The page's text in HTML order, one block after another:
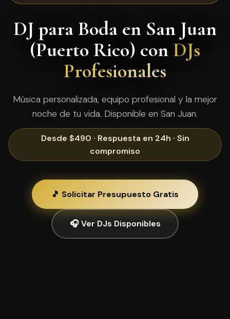
DJ para Boda en San Juan
(Puerto Rico) con DJs
Profesionales
Música personalizada, equipo profesional y la mejor
noche de tu vida. Disponible en San Juan.
Desde $490 · Respuesta en 24h · Sin
compromiso
🎵 Solicitar Presupuesto Gratis
🎧 Ver DJs Disponibles